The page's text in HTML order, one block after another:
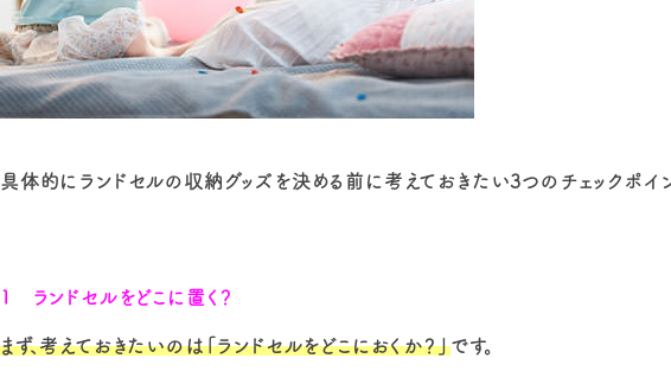
具体的にランドセルの収納グッズを決める前に考えておきたい3つのチェックポ
1 ランドセルをどこに置く？
まず、考えておきたいのは「ランドセルをどこにおくか？」です。